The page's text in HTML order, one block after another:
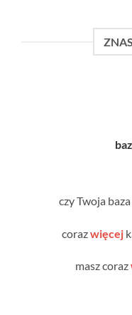
czy Twoja
corazwięcej
masz coraz